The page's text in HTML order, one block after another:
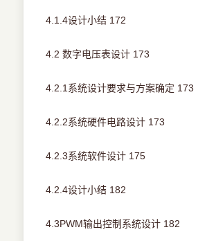
4.1.4设计小结 172
4.2 数字电压表设计 173
4.2.1系统设计要求与方案确定 173
4.2.2系统硬件电路设计 173
4.2.3系统软件设计 175
4.2.4设计小结 182
4.3PWM输出控制系统设计 182